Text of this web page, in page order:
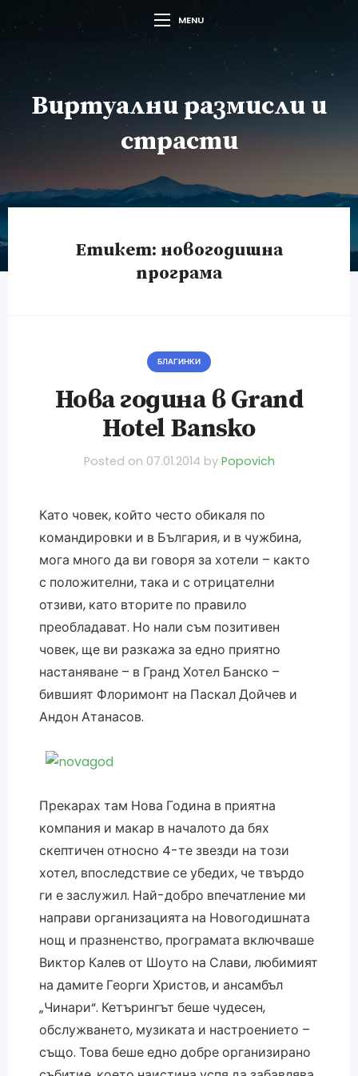
MENU
Виртуални размисли и
страсти
Етикет: новогодишна
програма
БЛАГИНКИ
Нова година в Grand
Hotel Bansko
Posted on 07.01.2014 by Popovich
Като човек, който често обикаля по
командировки и в България, и в чужбина,
мога много да ви говоря за хотели – както
с положителни, така и с отрицателни
отзиви, като вторите по правило
преобладават. Но нали съм позитивен
човек, ще ви разкажа за едно приятно
настаняване – в Гранд Хотел Банско –
бившият Флоримонт на Паскал Дойчев и
Андон Атанасов.
Прекарах там Нова Година в приятна
компания и макар в началото да бях
скептичен относно 4-те звезди на този
хотел, впоследствие се убедих, че твърдо
ги е заслужил. Най-добро впечатление ми
направи организацията на Новогодишната
нощ и празненство, програмата включваше
Виктор Калев от Шоуто на Слави, любимият
на дамите Георги Христов, и ансамбъл
„Чинари“. Кетърингът беше чудесен,
обслужването, музиката и настроението –
също. Това беше едно добре организирано